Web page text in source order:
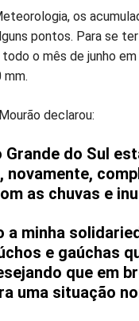
Messenger
os
pontos. Para se ter
todo o mês de junho
mm.
declarou:
Grande do Sul
novamente,
as chuvas e
a minha
e gaúchas
que em
uma situação